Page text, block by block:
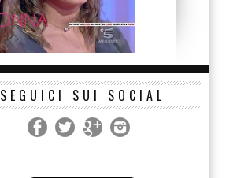
SEGUICI SUI SOCIAL